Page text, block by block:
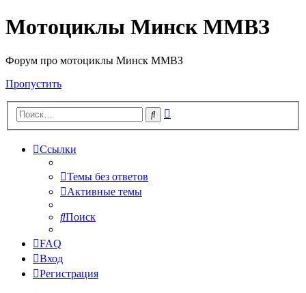
Мотоциклы Минск ММВЗ
Форум про мотоциклы Минск ММВЗ
Пропустить
Поиск
Ссылки
Темы без ответов
Активные темы
Поиск
FAQ
Вход
Регистрация